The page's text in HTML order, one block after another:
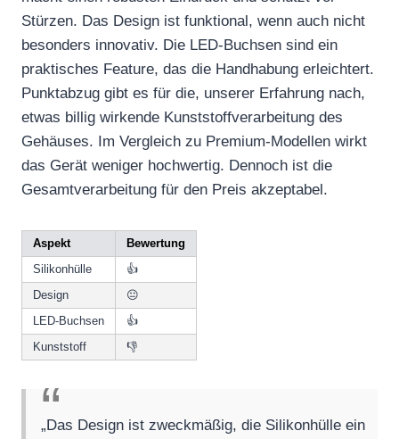
Stürzen. Das Design ist funktional, wenn auch nicht
besonders innovativ. Die LED-Buchsen sind ein
praktisches Feature, das die Handhabung erleichtert.
Punktabzug gibt es für die, unserer Erfahrung nach,
etwas billig wirkende Kunststoffverarbeitung des
Gehäuses. Im Vergleich zu Premium-Modellen wirkt
das Gerät weniger hochwertig. Dennoch ist die
Gesamtverarbeitung für den Preis akzeptabel.
Aspekt
Bewertung
Silikonhülle
👍
Design
😐
LED-Buchsen
👍
Kunststoff
👎
„Das Design ist zweckmäßig, die Silikonhülle ein